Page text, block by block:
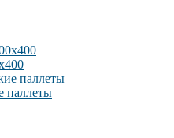
паллеты